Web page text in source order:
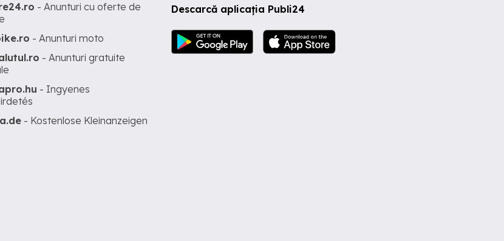
Descarcă aplicația Publi24
- Anunturi cu oferte de
- Anunturi moto
- Anunturi gratuite
- Ingyenes
- Kostenlose Kleinanzeigen